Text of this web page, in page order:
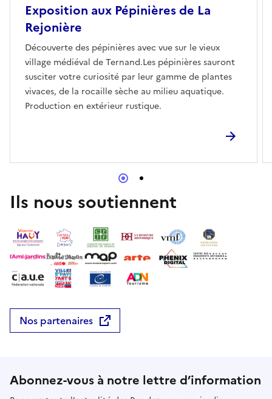
Exposition aux Pépinières de La
Rejonière
Découverte des pépinières avec vue sur le vieux
village médiéval de Ternand.Les pépinières sauront
susciter votre curiosité par leur gamme de plantes
vivaces, de la rocaille sèche au milieu aquatique.
Production en extérieur rustique.
Ils nous soutiennent
Nos partenaires
Abonnez-vous à notre lettre d’information